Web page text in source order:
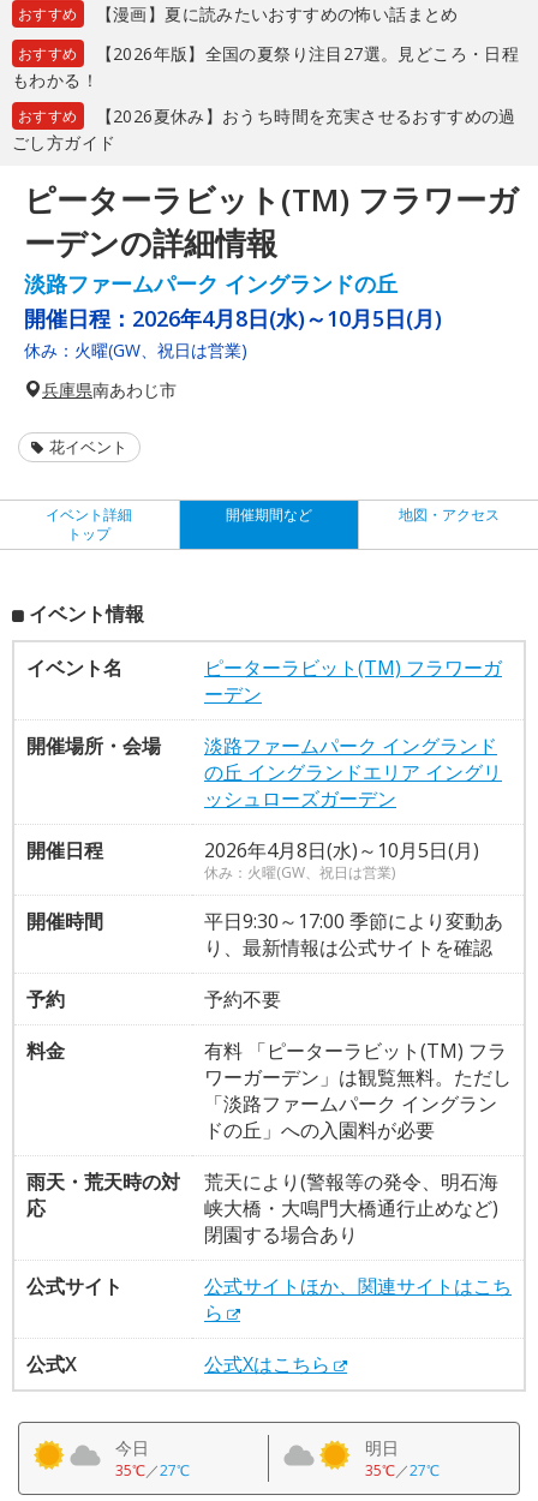
おすすめ 【漫画】夏に読みたいおすすめの怖い話まとめ
おすすめ
【2026年版】全国の夏祭り注目27選。見どころ・日程
もわかる！
おすすめ
【2026夏休み】おうち時間を充実させるおすすめの過
ごし方ガイド
ピーターラビット(TM) フラワーガ
ーデンの詳細情報
淡路ファームパーク イングランドの丘
開催日程： 2026年4月8日(水)～10月5日(月)
休み：火曜(GW、祝日は営業)
兵庫県南あわじ市
花イベント
イベント詳細
トップ
開催期間など 地図・アクセス
イベント情報
イベント名
ピーターラビット(TM) フラワーガ
ーデン
開催場所・会場
淡路ファームパーク イングランド
の丘 イングランドエリア イングリ
ッシュローズガーデン
開催日程
2026年4月8日(水)～10月5日(月)
休み：火曜(GW、祝日は営業)
開催時間
平日9:30～17:00 季節により変動あ
り、最新情報は公式サイトを確認
予約
予約不要
料金
有料 「ピーターラビット(TM) フラ
ワーガーデン」は観覧無料。ただし
「淡路ファームパーク イングラン
ドの丘」への入園料が必要
雨天・荒天時の対
応
荒天により(警報等の発令、明石海
峡大橋・大鳴門大橋通行止めなど)
閉園する場合あり
公式サイト
公式サイトほか、関連サイトはこち
ら
公式X
公式Xはこちら
今日
35℃／27℃
明日
35℃／27℃